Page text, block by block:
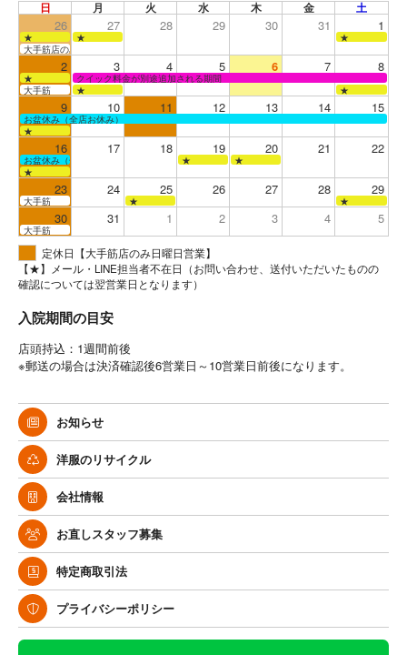
日 月 火 水 木 金 土
26 27 28 29 30 31 1
★ ★
★
大手筋店のみ営業
2 3 4 5 6 7 8
★
クイック料金が別途追加される期間
大手筋
★ ★
9 10 11 12 13 14 15
お盆休み（全店お休み）
★
16 17 18 19 20 21 22
お盆休み（全店お休み） ★
★
★
23 24 25 26 27 28 29
大手筋 ★ ★
30 31 1 2 3 4 5
大手筋
定休日【大手筋店のみ日曜日営業】
【★】メール・LINE担当者不在日（お問い合わせ、送付いただいたものの
確認については翌営業日となります）
入院期間の目安
店頭持込：1週間前後
※郵送の場合は決済確認後6営業日～10営業日前後になります。
お知らせ
洋服のリサイクル
会社情報
お直しスタッフ募集
特定商取引法
プライバシーポリシー